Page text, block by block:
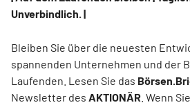
Unverbindlich. |
Bleiben Sie über die neuesten
spannenden Unternehmen und der
Laufenden. Lesen Sie das
Newsletter des AKTIONÄR . Wenn